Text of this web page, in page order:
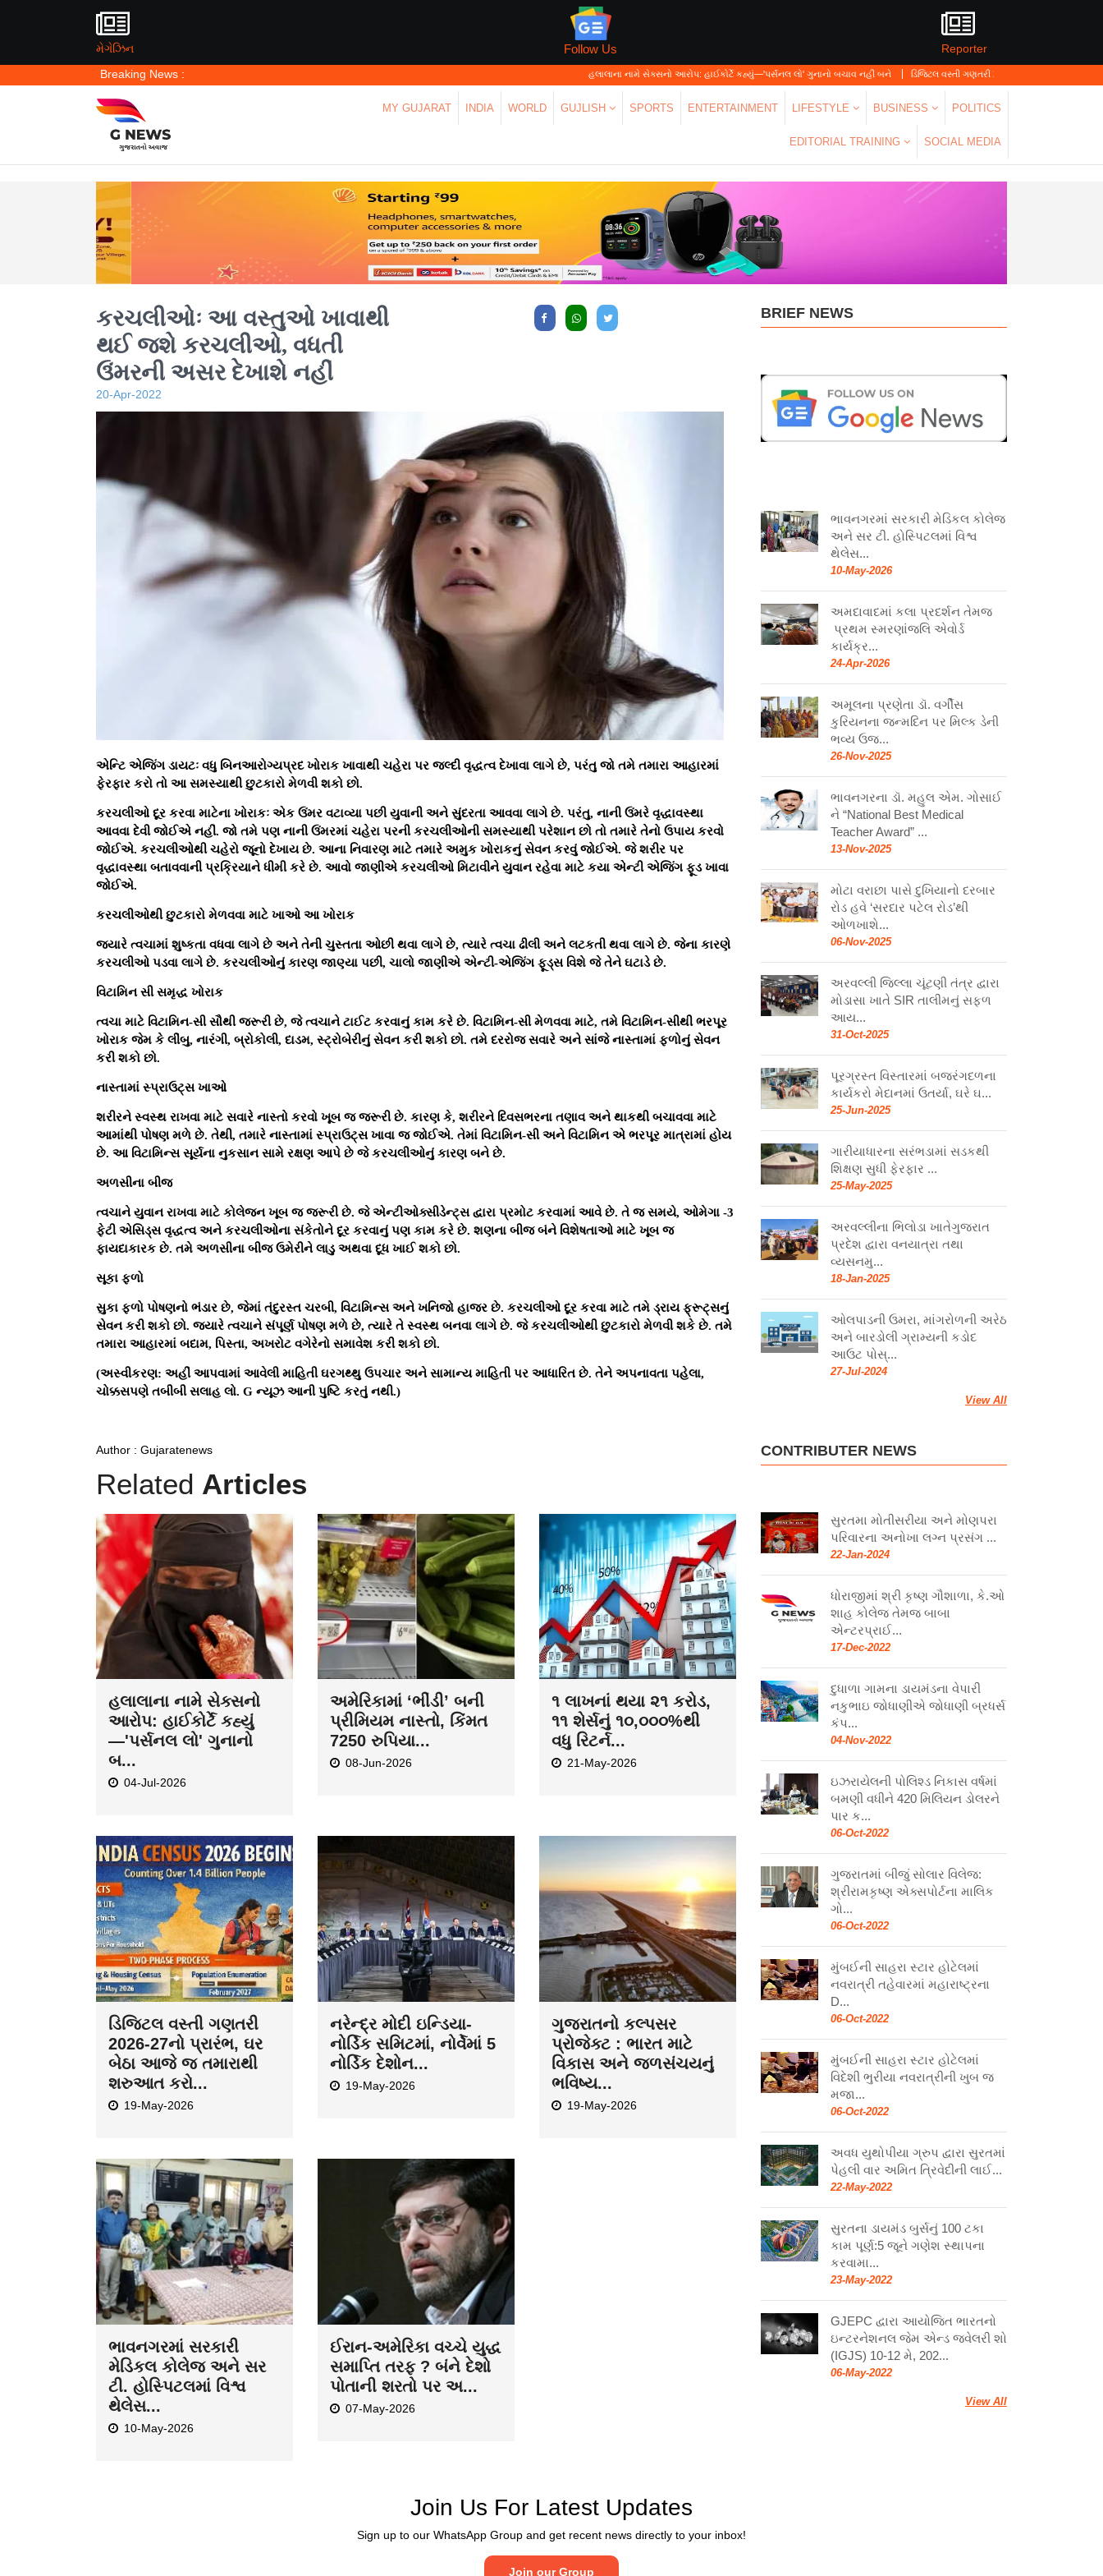
મેગેઝિન Follow Us
Reporter
Breaking News :
હલાલાના નામે સેક્સનો આરોપ: હાઈકોર્ટે કહ્યું—'પર્સનલ લો' ગુનાનો બચાવ નહીં બને ડિજિટલ વસ્તી ગણતરી 2026-27નો પ્રારંભ, ઘર બેઠા આજે જ
MY GUJARAT INDIA WORLD GUJLISH SPORTS ENTERTAINMENT LIFESTYLE BUSINESS POLITICS
EDITORIAL TRAINING SOCIAL MEDIA
કરચલીઓઃ આ વસ્તુઓ ખાવાથી
થઈ જશે કરચલીઓ, વધતી
ઉંમરની અસર દેખાશે નહીં
20-Apr-2022
એન્ટિ એજિંગ ડાયટઃ વધુ બિનઆરોગ્યપ્રદ ખોરાક ખાવાથી ચહેરા પર જલ્દી વૃદ્ધત્વ દેખાવા લાગે છે, પરંતુ જો તમે તમારા આહારમાં
ફેરફાર કરો તો આ સમસ્યાથી છુટકારો મેળવી શકો છો.
કરચલીઓ દૂર કરવા માટેના ખોરાકઃ એક ઉંમર વટાવ્યા પછી યુવાની અને સુંદરતા આવવા લાગે છે. પરંતુ, નાની ઉંમરે વૃદ્ધાવસ્થા
આવવા દેવી જોઈએ નહીં. જો તમે પણ નાની ઉંમરમાં ચહેરા પરની કરચલીઓની સમસ્યાથી પરેશાન છો તો તમારે તેનો ઉપાય કરવો
જોઈએ. કરચલીઓથી ચહેરો જૂનો દેખાય છે. આના નિવારણ માટે તમારે અમુક ખોરાકનું સેવન કરવું જોઈએ. જે શરીર પર
વૃદ્ધાવસ્થા બતાવવાની પ્રક્રિયાને ધીમી કરે છે. આવો જાણીએ કરચલીઓ મિટાવીને યુવાન રહેવા માટે કયા એન્ટી એજિંગ ફૂડ ખાવા
જોઈએ.
કરચલીઓથી છુટકારો મેળવવા માટે ખાઓ આ ખોરાક
જ્યારે ત્વચામાં શુષ્કતા વધવા લાગે છે અને તેની ચુસ્તતા ઓછી થવા લાગે છે, ત્યારે ત્વચા ઢીલી અને લટકતી થવા લાગે છે. જેના કારણે
કરચલીઓ પડવા લાગે છે. કરચલીઓનું કારણ જાણ્યા પછી, ચાલો જાણીએ એન્ટી-એજિંગ ફૂડ્સ વિશે જે તેને ઘટાડે છે.
વિટામિન સી સમૃદ્ધ ખોરાક
ત્વચા માટે વિટામિન-સી સૌથી જરૂરી છે, જે ત્વચાને ટાઈટ કરવાનું કામ કરે છે. વિટામિન-સી મેળવવા માટે, તમે વિટામિન-સીથી ભરપૂર
ખોરાક જેમ કે લીંબુ, નારંગી, બ્રોકોલી, દાડમ, સ્ટ્રોબેરીનું સેવન કરી શકો છો. તમે દરરોજ સવારે અને સાંજે નાસ્તામાં ફળોનું સેવન
કરી શકો છો.
નાસ્તામાં સ્પ્રાઉટ્સ ખાઓ
શરીરને સ્વસ્થ રાખવા માટે સવારે નાસ્તો કરવો ખૂબ જ જરૂરી છે. કારણ કે, શરીરને દિવસભરના તણાવ અને થાકથી બચાવવા માટે
આમાંથી પોષણ મળે છે. તેથી, તમારે નાસ્તામાં સ્પ્રાઉટ્સ ખાવા જ જોઈએ. તેમાં વિટામિન-સી અને વિટામિન એ ભરપૂર માત્રામાં હોય
છે. આ વિટામિન્સ સૂર્યના નુકસાન સામે રક્ષણ આપે છે જે કરચલીઓનું કારણ બને છે.
અળસીના બીજ
ત્વચાને યુવાન રાખવા માટે કોલેજન ખૂબ જ જરૂરી છે. જે એન્ટીઓક્સીડેન્ટ્સ દ્વારા પ્રમોટ કરવામાં આવે છે. તે જ સમયે, ઓમેગા -3
ફેટી એસિડ્સ વૃદ્ધત્વ અને કરચલીઓના સંકેતોને દૂર કરવાનું પણ કામ કરે છે. શણના બીજ બંને વિશેષતાઓ માટે ખૂબ જ
ફાયદાકારક છે. તમે અળસીના બીજ ઉમેરીને લાડુ અથવા દૂધ ખાઈ શકો છો.
સૂકા ફળો
સુકા ફળો પોષણનો ભંડાર છે, જેમાં તંદુરસ્ત ચરબી, વિટામિન્સ અને ખનિજો હાજર છે. કરચલીઓ દૂર કરવા માટે તમે ડ્રાય ફ્રૂટ્સનું
સેવન કરી શકો છો. જ્યારે ત્વચાને સંપૂર્ણ પોષણ મળે છે, ત્યારે તે સ્વસ્થ બનવા લાગે છે. જે કરચલીઓથી છુટકારો મેળવી શકે છે. તમે
તમારા આહારમાં બદામ, પિસ્તા, અખરોટ વગેરેનો સમાવેશ કરી શકો છો.
(અસ્વીકરણ: અહીં આપવામાં આવેલી માહિતી ઘરગથ્થુ ઉપચાર અને સામાન્ય માહિતી પર આધારિત છે. તેને અપનાવતા પહેલા,
ચોક્કસપણે તબીબી સલાહ લો. G ન્યૂઝ આની પુષ્ટિ કરતું નથી.)
Author : Gujaratenews
Related Articles
હલાલાના નામે સેક્સનો
આરોપ: હાઈકોર્ટે કહ્યું
—'પર્સનલ લો' ગુનાનો
બ...
04-Jul-2026
અમેરિકામાં ‘ભીંડી’ બની
પ્રીમિયમ નાસ્તો, કિંમત
7250 રુપિયા...
08-Jun-2026
૧ લાખનાં થયા ૨૧ કરોડ,
૧૧ શેર્સનું ૧૦,૦૦૦%થી
વધુ રિટર્ન...
21-May-2026
ડિજિટલ વસ્તી ગણતરી
2026-27નો પ્રારંભ, ઘર
બેઠા આજે જ તમારાથી
શરુઆત કરો...
19-May-2026
નરેન્દ્ર મોદી ઇન્ડિયા-
નોર્ડિક સમિટમાં, નોર્વેમાં 5
નોર્ડિક દેશોન...
19-May-2026
ગુજરાતનો કલ્પસર
પ્રોજેક્ટ : ભારત માટે
વિકાસ અને જળસંચયનું
ભવિષ્ય...
19-May-2026
ભાવનગરમાં સરકારી
મેડિકલ કોલેજ અને સર
ટી. હોસ્પિટલમાં વિશ્વ
થેલેસ...
10-May-2026
ઈરાન-અમેરિકા વચ્ચે યુદ્ધ
સમાપ્તિ તરફ ? બંને દેશો
પોતાની શરતો પર અ...
07-May-2026
BRIEF NEWS
ભાવનગરમાં સરકારી મેડિકલ કોલેજ
અને સર ટી. હોસ્પિટલમાં વિશ્વ
થેલેસ...
10-May-2026
અમદાવાદમાં કલા પ્રદર્શન તેમજ
પ્રથમ સ્મરણાંજલિ એવોર્ડ
કાર્યક્ર...
24-Apr-2026
અમૂલના પ્રણેતા ડૉ. વર્ગીસ
કુરિયનના જન્મદિન પર મિલ્ક ડેની
ભવ્ય ઉજ...
26-Nov-2025
ભાવનગરના ડૉ. મહુલ એમ. ગોસાઈ
ને “National Best Medical
Teacher Award” ...
13-Nov-2025
મોટા વરાછા પાસે દુખિયાનો દરબાર
રોડ હવે ‘સરદાર પટેલ રોડ’થી
ઓળખાશે...
06-Nov-2025
અરવલ્લી જિલ્લા ચૂંટણી તંત્ર દ્વારા
મોડાસા ખાતે SIR તાલીમનું સફળ
આય...
31-Oct-2025
પૂરગ્રસ્ત વિસ્તારમાં બજરંગદળના
કાર્યકરો મેદાનમાં ઉતર્યા, ઘરે ઘ...
25-Jun-2025
ગારીયાધારના સરંભડામાં સડકથી
શિક્ષણ સુધી ફેરફાર ...
25-May-2025
અરવલ્લીના ભિલોડા ખાતેગુજરાત
પ્રદેશ દ્વારા વનયાત્રા તથા
વ્યસનમુ...
18-Jan-2025
ઓલપાડની ઉમરા, માંગરોળની અરેઠ
અને બારડોલી ગ્રામ્યની કડોદ
આઉટ પોસ્...
27-Jul-2024
View All
CONTRIBUTER NEWS
સુરતમા મોતીસરીયા અને મોણપરા
પરિવારના અનોખા લગ્ન પ્રસંગ ...
22-Jan-2024
ધોરાજીમાં શ્રી કૃષ્ણ ગૌશાળા, કે.ઓ
શાહ કોલેજ તેમજ બાબા
એન્ટરપ્રાઈ...
17-Dec-2022
દુધાળા ગામના ડાયમંડના વેપારી
નકુભાઇ જોધાણીએ જોધાણી બ્રધર્સ
કંપ...
04-Nov-2022
ઇઝરાયેલની પોલિશ્ડ નિકાસ વર્ષમાં
બમણી વધીને 420 મિલિયન ડોલરને
પાર ક...
06-Oct-2022
ગુજરાતમાં બીજું સોલાર વિલેજ:
શ્રીરામકૃષ્ણ એક્સપોર્ટના માલિક
ગો...
06-Oct-2022
મુંબઈની સાહરા સ્ટાર હોટેલમાં
નવરાત્રી તહેવારમાં મહારાષ્ટ્રના
D...
06-Oct-2022
મુંબઈની સાહરા સ્ટાર હોટેલમાં
વિદેશી ભુરીયા નવરાત્રીની ખુબ જ
મજા...
06-Oct-2022
અવધ યુથોપીયા ગ્રુપ દ્વારા સુરતમાં
પેહલી વાર અમિત ત્રિવેદીની લાઈ...
22-May-2022
સુરતના ડાયમંડ બુર્સનું 100 ટકા
કામ પૂર્ણ:5 જૂને ગણેશ સ્થાપના
કરવામા...
23-May-2022
GJEPC દ્વારા આયોજિત ભારતનો
ઇન્ટરનેશનલ જેમ એન્ડ જ્વેલરી શો
(IGJS) 10-12 મે, 202...
06-May-2022
View All
Join Us For Latest Updates
Sign up to our WhatsApp Group and get recent news directly to your inbox!
Join our Group